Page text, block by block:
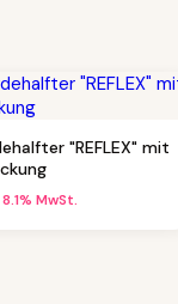
"REFLEX" mit
MwSt.